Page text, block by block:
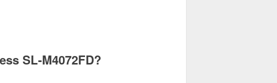
SL-M4072FD?